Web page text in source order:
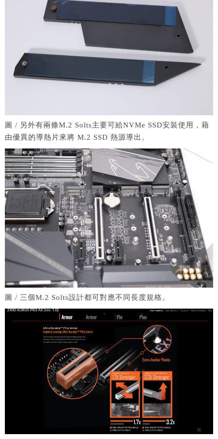
圖 / 另外有兩條M.2 Solts主要可給NVMe SSD安裝使用，藉
由優異的導熱片來將 M.2 SSD 熱源導出。
圖 / 三個M.2 Solts設計都可對應不同長度規格。